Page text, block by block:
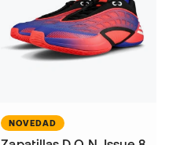
NOVEDAD